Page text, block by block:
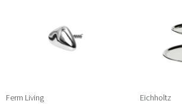
Ferm Living Eichholtz